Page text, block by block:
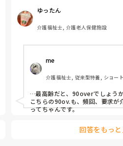
愚痴や不満を書き出したので読
文になりましたが、もしここま
ありがとうございました。
我儘な事は分かっているので、
中で直ぐに行く事もできず。
コールを1回切って介助終わった
のに頻回に押してくる。PHS越
のお手伝いしてるのでお待ちく
てくる😇
る通り行い布団を掛けたら「足
すけどね」初めから言え😇こち
その人のコールが一旦落ち着い
たコール。向かうと、布団を剥
「お腹いたいんですけど、何か(
「夜中で看護師さんも1人しか
してくれるよう頼みます」と伝
くれないんですね」と。
ゆったん
介護福祉士, 介護老人保健施設
me
介護福祉士, 従来型特養, ショー
…最高齢だと、90overでしょう
こちらの90ov.も、頻回、要求が
ってちゃんです。
回答をもっと